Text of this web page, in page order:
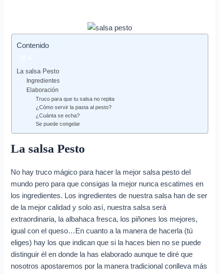
Contenido
La salsa Pesto
Ingredientes
Elaboración
Truco para que tu salsa no repita
¿Cómo servir la pasta al pesto?
¿Cuánta se echa?
Se puede congelar
La salsa Pesto
No hay truco mágico para hacer la mejor salsa pesto del
mundo pero para que consigas la mejor nunca escatimes en
los ingredientes. Los ingredientes de nuestra salsa han de ser
de la mejor calidad y solo así, nuestra salsa será
extraordinaria, la albahaca fresca, los piñones los mejores,
igual con el queso…En cuanto a la manera de hacerla (tú
eliges) hay los que indican que si la haces bien no se puede
distinguir él en donde la has elaborado aunque te diré que
nosotros apostaremos por la manera tradicional conlleva más